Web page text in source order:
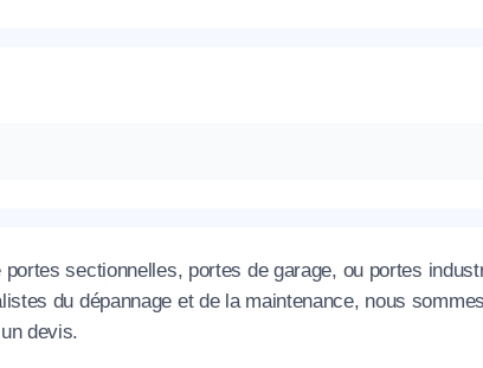
sectionnelles, portes de garage, ou portes
du dépannage et de la maintenance, nous
devis.